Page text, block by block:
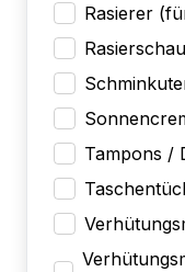
Rasierer
Tampons /